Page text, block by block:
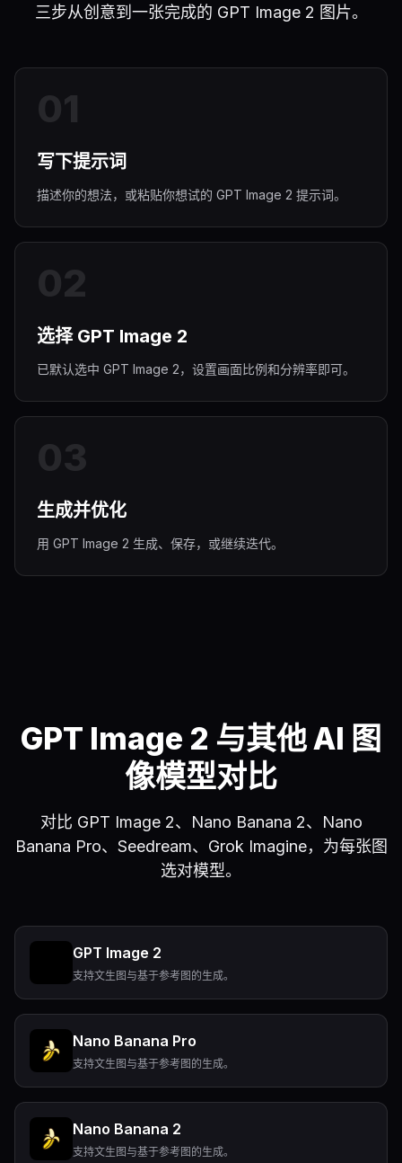
三步从创意到一张完成的 GPT Image 2 图片。
01
写下提示词
描述你的想法，或粘贴你想试的 GPT Image 2 提示词。
02
选择 GPT Image 2
已默认选中 GPT Image 2，设置画面比例和分辨率即可。
03
生成并优化
用 GPT Image 2 生成、保存，或继续迭代。
GPT Image 2 与其他 AI 图
像模型对比
对比 GPT Image 2、Nano Banana 2、Nano
Banana Pro、Seedream、Grok Imagine，为每张图
选对模型。
GPT Image 2
支持文生图与基于参考图的生成。
Nano Banana Pro
支持文生图与基于参考图的生成。
Nano Banana 2
支持文生图与基于参考图的生成。